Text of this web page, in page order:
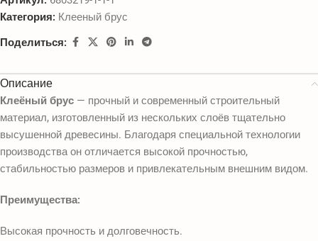
Категория: Клееный брус
Поделиться:
Описание
Клеёный брус — прочный и современный строительный
материал, изготовленный из нескольких слоёв тщательно
высушенной древесины. Благодаря специальной технологии
производства он отличается высокой прочностью,
стабильностью размеров и привлекательным внешним видом.
Преимущества:
Высокая прочность и долговечность.